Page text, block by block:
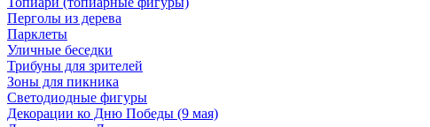
Перголы из дерева
Парклеты
Уличные беседки
Трибуны для зрителей
Зоны для пикника
Светодиодные фигуры
Декорации ко Дню Победы (9 мая)